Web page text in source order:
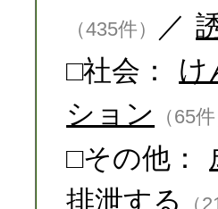
（435件）
／
□社会：
け
ション
（65件
□その他：
排泄する
（